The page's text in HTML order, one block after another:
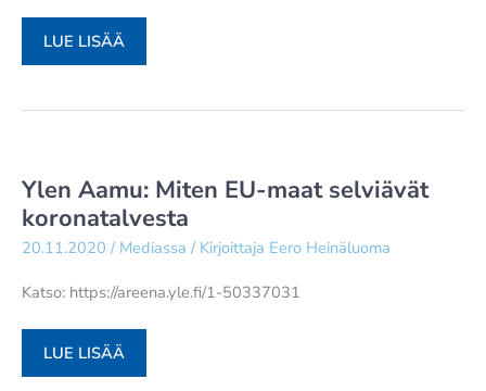
AVOIMESTI”
ILTA-
SANOMAT:
HEINÄLUOMA
SHAKIR
JUHLIVAT
PUMPULIHÄITÄÄN
”SÄ
TEIT
MUN
ELONI
LUE LISÄÄ
Ylen Aamu: Miten EU-maat selviävät
koronatalvesta
20.11.2020 / Mediassa / Kirjoittaja Eero Heinäluoma
Katso: https://areena.yle.fi/1-50337031
YLEN
AAMU:
LUE LISÄÄ